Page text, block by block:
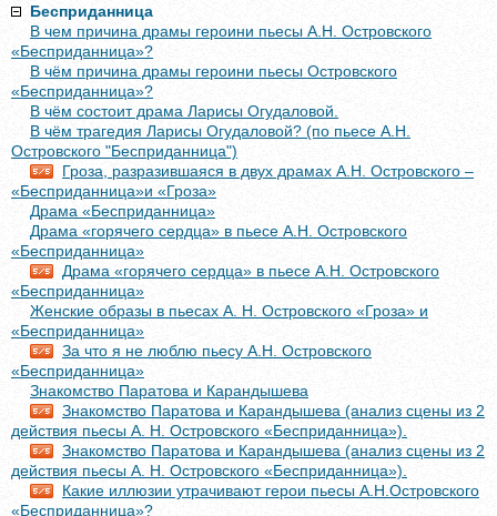
Бесприданница
В чем причина драмы героини пьесы А.Н. Островского
«Бесприданница»?
В чём причина драмы героини пьесы Островского
«Бесприданница»?
В чём состоит драма Ларисы Огудаловой.
В чём трагедия Ларисы Огудаловой? (по пьесе А.Н.
Островского "Бесприданница")
Гроза, разразившаяся в двух драмах А.Н. Островского –
«Бесприданница»и «Гроза»
Драма «Бесприданница»
Драма «горячего сердца» в пьесе А.Н. Островского
«Бесприданница»
Драма «горячего сердца» в пьесе А.Н. Островского
«Бесприданница»
Женские образы в пьесах А. Н. Островского «Гроза» и
«Бесприданница»
За что я не люблю пьесу А.Н. Островского
«Бесприданница»
Знакомство Паратова и Карандышева
Знакомство Паратова и Карандышева (анализ сцены из 2
действия пьесы А. Н. Островского «Бесприданница»).
Знакомство Паратова и Карандышева (анализ сцены из 2
действия пьесы А. Н. Островского «Бесприданница»).
Какие иллюзии утрачивают герои пьесы А.Н.Островского
«Бесприданница»?